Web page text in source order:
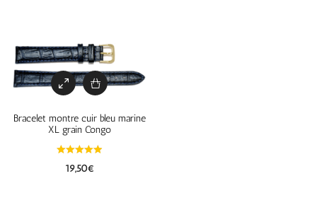
Bracelet montre cuir bleu marine
XL grain Congo
19,50€